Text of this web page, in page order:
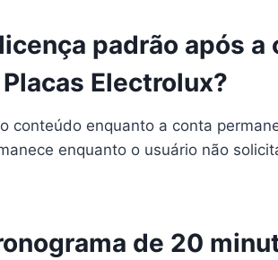
padrão após a
Electrolux?
conteúdo enquanto a conta
enquanto o usuário não
de 20